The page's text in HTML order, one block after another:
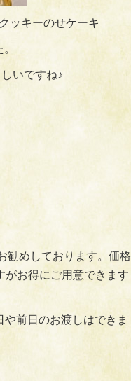
ッキーのせケーキ
いですね♪
勧めしております。価格
がお得にご用意できます
前日のお渡しはできま